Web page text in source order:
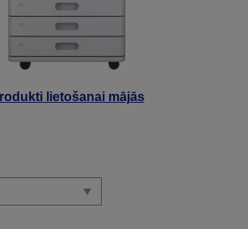
lietošanai mājās